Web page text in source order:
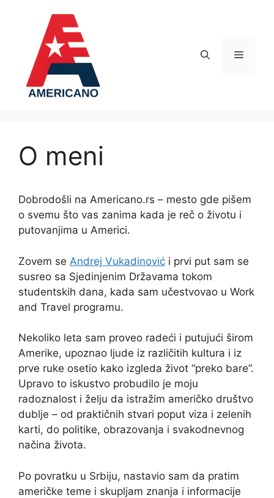
Menu
O meni
Dobrodošli na Americano.rs – mesto gde pišem
o svemu što vas zanima kada je reč o životu i
putovanjima u Americi.
Zovem se Andrej Vukadinović i prvi put sam se
susreo sa Sjedinjenim Državama tokom
studentskih dana, kada sam učestvovao u Work
and Travel programu.
Nekoliko leta sam proveo radeći i putujući širom
Amerike, upoznao ljude iz različitih kultura i iz
prve ruke osetio kako izgleda život “preko bare”.
Upravo to iskustvo probudilo je moju
radoznalost i želju da istražim američko društvo
dublje – od praktičnih stvari poput viza i zelenih
karti, do politike, obrazovanja i svakodnevnog
načina života.
Po povratku u Srbiju, nastavio sam da pratim
američke teme i skupljam znanja i informacije